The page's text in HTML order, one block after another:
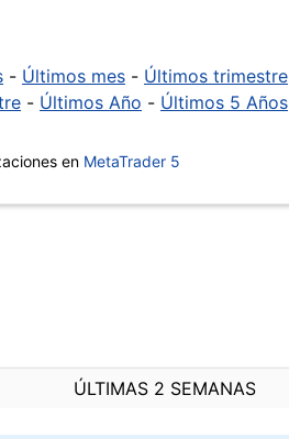
- Últimos mes - Últimos trimestre
- Últimos Año - Últimos 5 Años
en MetaTrader 5
ÚLTIMAS 2 SEMANAS